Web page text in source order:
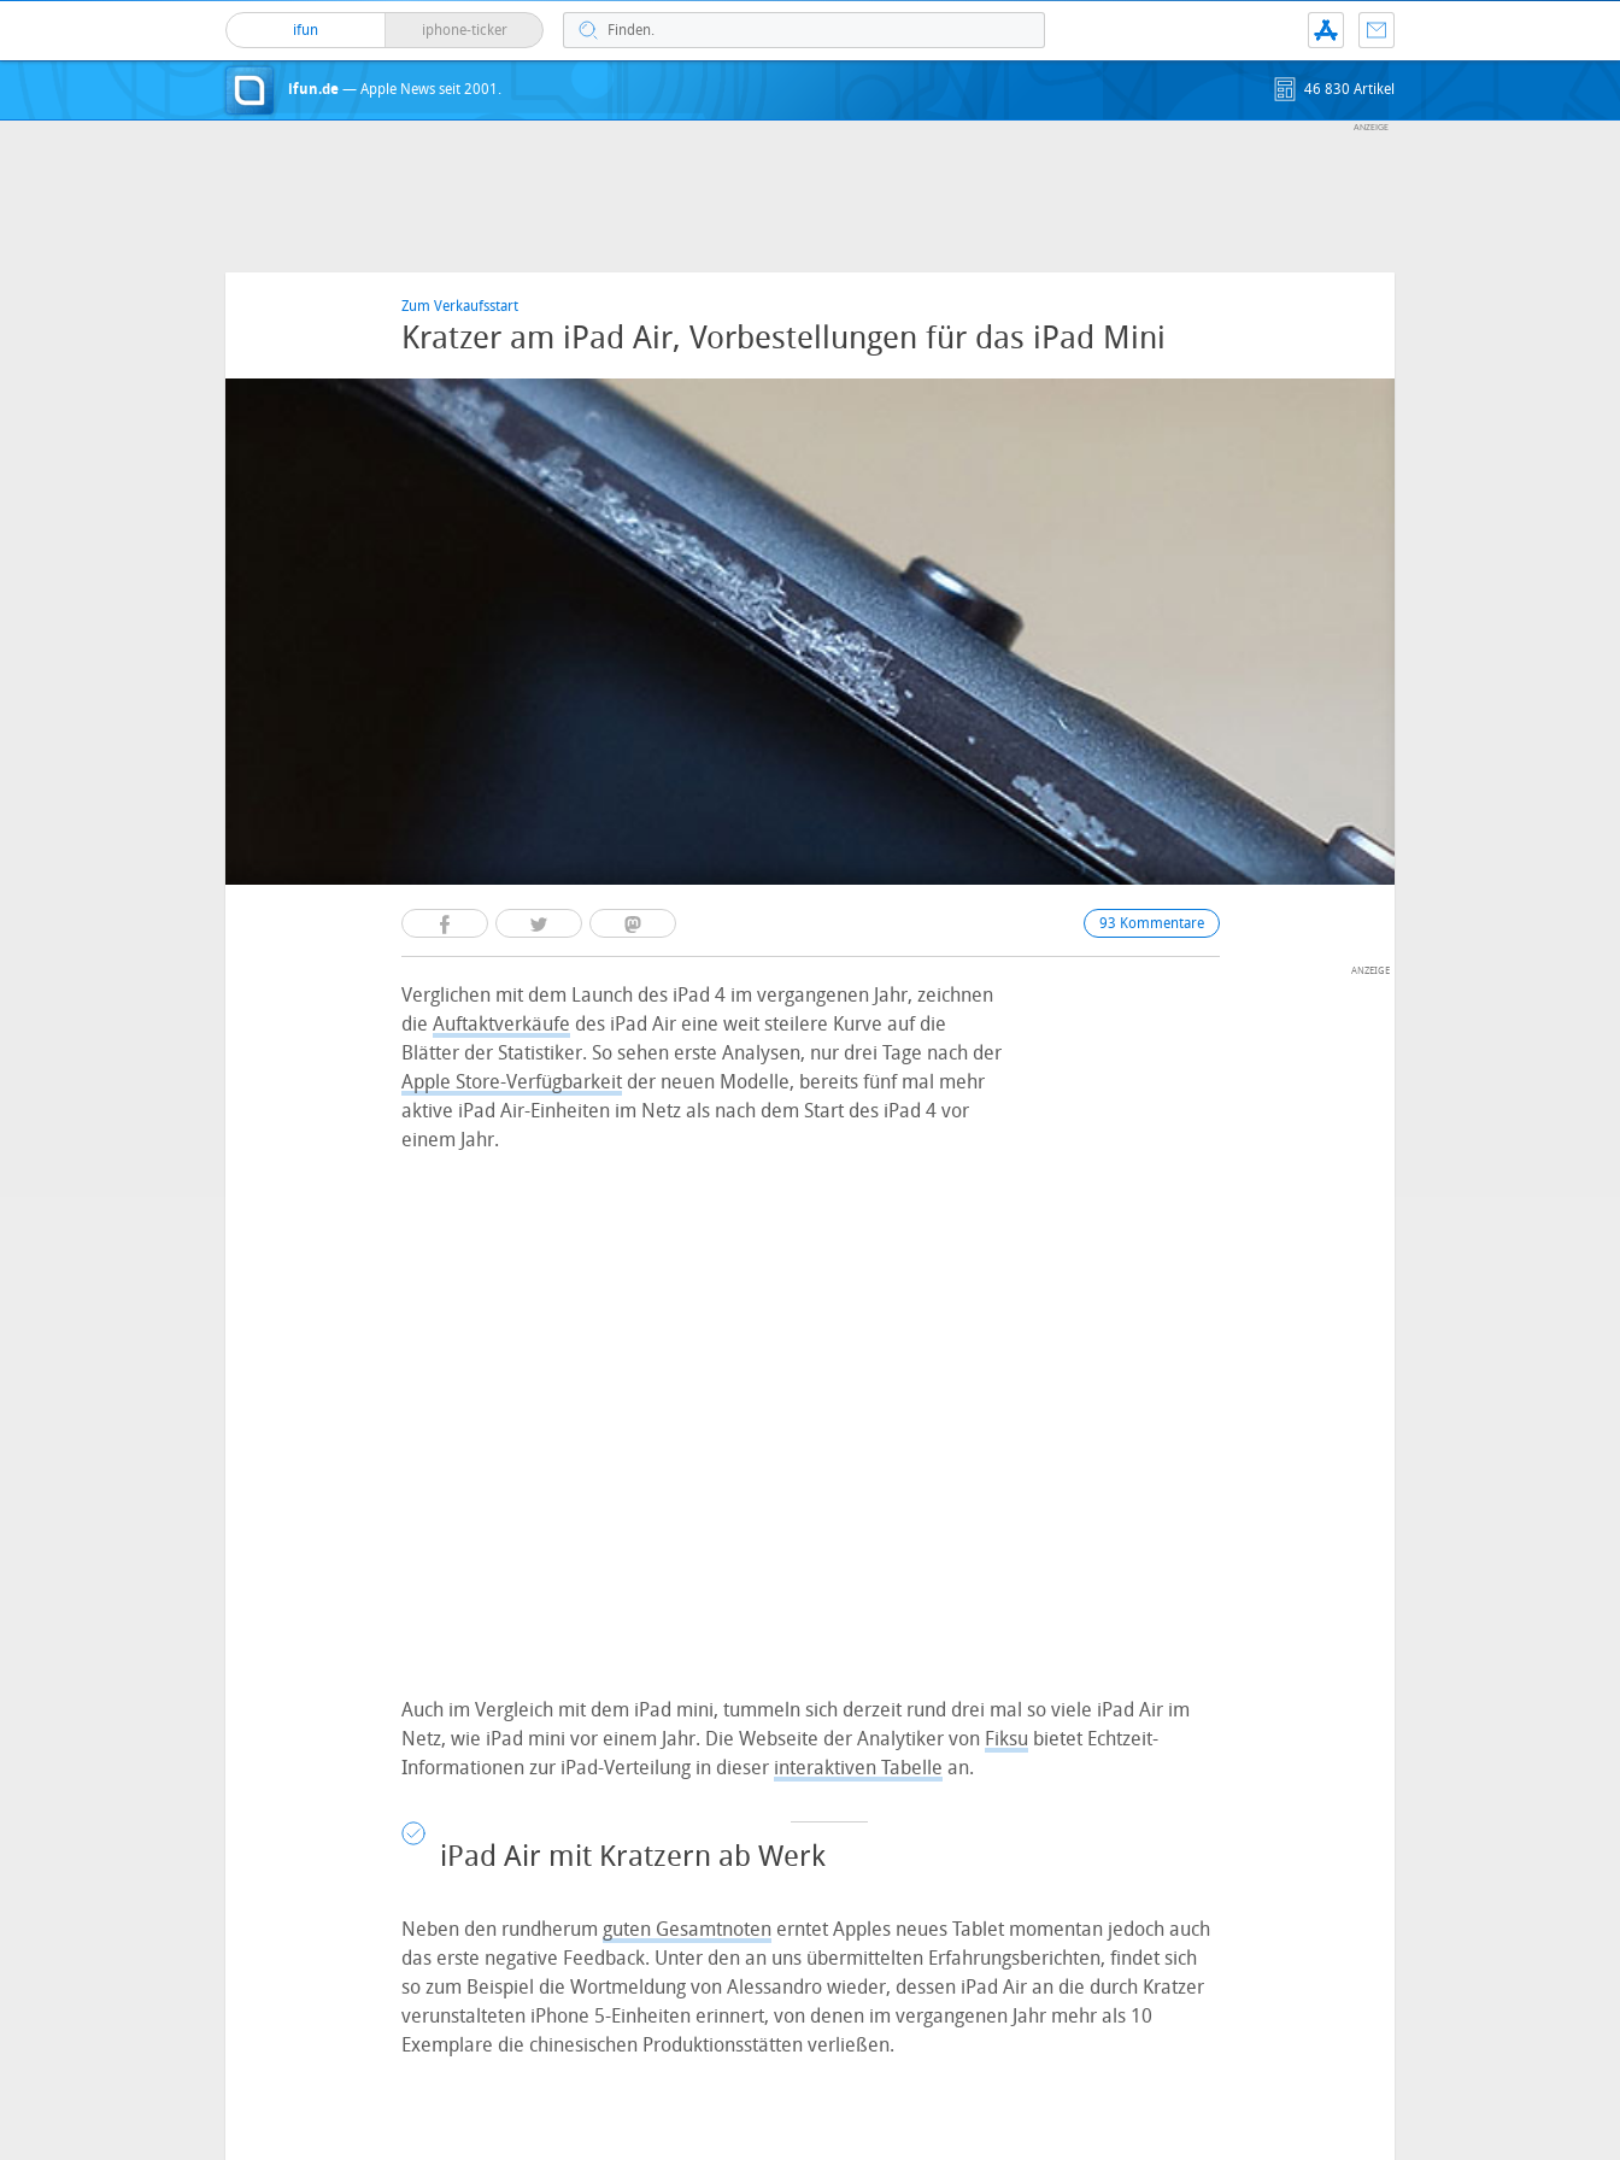
ifun iphone-ticker
ifun.de — Apple News seit 2001. 46 830 Artikel
Zum Verkaufsstart
Kratzer am iPad Air, Vorbestellungen für das iPad Mini
93 Kommentare
Verglichen mit dem Launch des iPad 4 im vergangenen Jahr, zeichnen
die Auftaktverkäufe des iPad Air eine weit steilere Kurve auf die
Blätter der Statistiker. So sehen erste Analysen, nur drei Tage nach der
Apple Store-Verfügbarkeitder neuen Modelle, bereits fünf mal mehr
aktive iPad Air-Einheiten im Netz als nach dem Start des iPad 4 vor
einem Jahr.
Auch im Vergleich mit dem iPad mini, tummeln sich derzeit rund drei mal so viele iPad Air im
Netz, wie iPad mini vor einem Jahr. Die Webseite der Analytiker von Fiksu bietet Echtzeit-
Informationen zur iPad-Verteilung in dieser interaktiven Tabelle an.
iPad Air mit Kratzern ab Werk
Neben den rundherum guten Gesamtnotenerntet Apples neues Tablet momentan jedoch auch
das erste negative Feedback. Unter den an uns übermittelten Erfahrungsberichten, findet sich
so zum Beispiel die Wortmeldung von Alessandro wieder, dessen iPad Air an die durch Kratzer
verunstalteten iPhone 5-Einheiten erinnert, von denen im vergangenen Jahr mehr als 10
Exemplare die chinesischen Produktionsstätten verließen.